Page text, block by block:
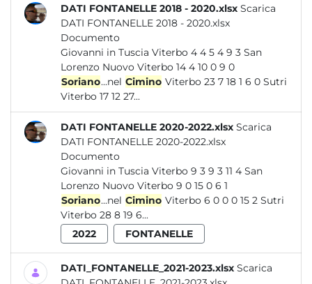
DATI FONTANELLE 2018 - 2020.xlsx Scarica
DATI FONTANELLE 2018 - 2020.xlsx
Documento
Giovanni in Tuscia Viterbo 4 4 5 4 9 3 San
Lorenzo Nuovo Viterbo 14 4 10 0 9 0
Soriano...nel Cimino Viterbo 23 7 18 1 6 0 Sutri
Viterbo 17 12 27...
DATI FONTANELLE 2020-2022.xlsx Scarica
DATI FONTANELLE 2020-2022.xlsx
Documento
Giovanni in Tuscia Viterbo 9 3 9 3 11 4 San
Lorenzo Nuovo Viterbo 9 0 15 0 6 1
Soriano...nel Cimino Viterbo 6 0 0 0 15 2 Sutri
Viterbo 28 8 19 6...
2022
FONTANELLE
DATI_FONTANELLE_2021-2023.xlsx Scarica